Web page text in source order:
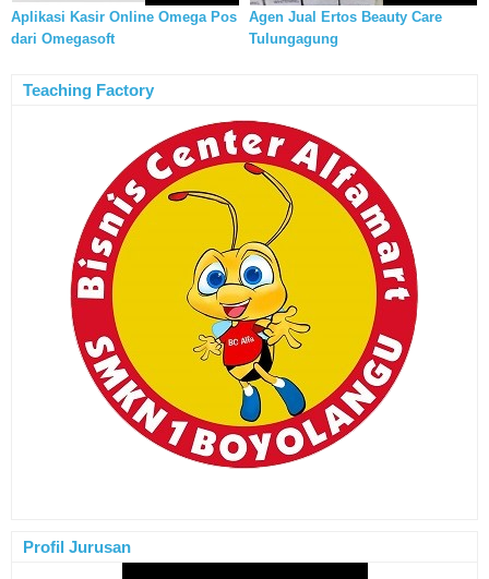
Aplikasi Kasir Online Omega Pos
dari Omegasoft
Agen Jual Ertos Beauty Care
Tulungagung
Teaching Factory
Profil Jurusan